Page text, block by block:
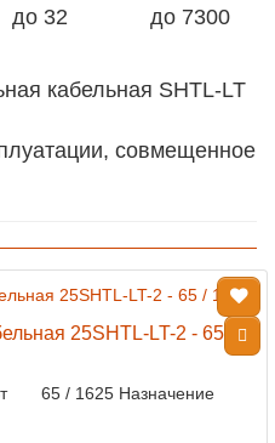
до 32
до 7300
кабельная SHTL-LT
совмещенное
25SHTL-LT-2 - 65 /
65 / 1625 Назначение